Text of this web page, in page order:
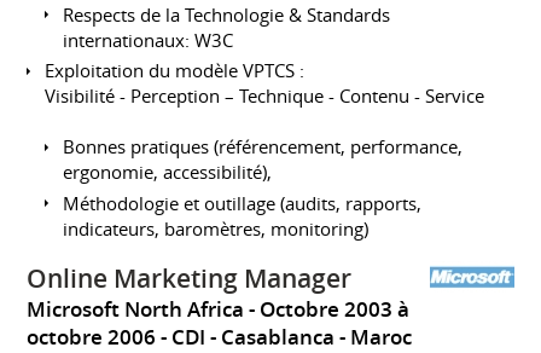
Respects de la Technologie & Standards
internationaux: W3C
Exploitation du modèle VPTCS :
Visibilité - Perception – Technique - Contenu - Service
Bonnes pratiques (référencement, performance,
ergonomie, accessibilité),
Méthodologie et outillage (audits, rapports,
indicateurs, baromètres, monitoring)
Online Marketing Manager
Microsoft North Africa
Octobre 2003 à
octobre 2006 CDI Casablanca Maroc